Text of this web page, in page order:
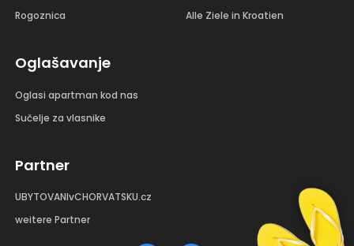
Rogoznica
Alle Ziele in Kroatien
Oglašavanje
Oglasi apartman kod nas
Sučelje za vlasnike
Partner
UBYTOVANIvCHORVATSKU.cz
weitere Partner